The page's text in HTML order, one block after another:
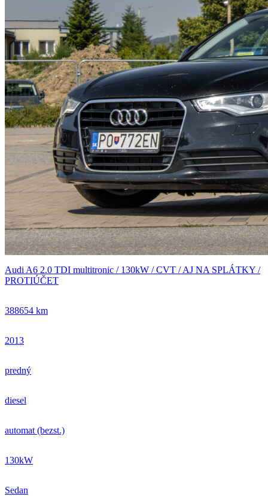
Audi A6 2.0 TDI multitronic / 130kW / CVT / AJ NA SPLÁTKY /
PROTIÚČET
388654 km
2013
predný
diesel
automat (bezst.)
130kW
Sedan